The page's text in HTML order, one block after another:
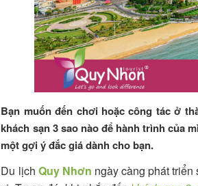
Bạn muốn đến chơi hoặc công tác ở
khách sạn 3 sao nào để hành trình của
một gợi ý đắc giá dành cho bạn.
Du lịch Quy Nhơn ngày càng phát